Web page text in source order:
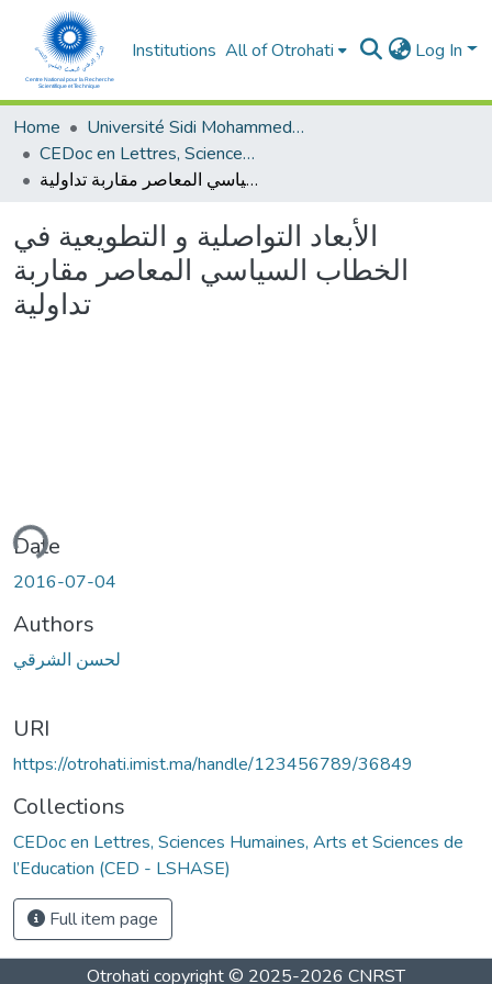
Institutions All of Otrohati Log In
Home
Université Sidi Mohammed Ben Abdellah - Fès
CEDoc en Lettres, Sciences Humaines, Arts et Sciences de l’Education (CED - LSHASE)
الأبعاد التواصلية و التطويعية في الخطاب السياسي المعاصر مقاربة تداولية
الأبعاد التواصلية و التطويعية في
الخطاب السياسي المعاصر مقاربة
تداولية
Date
2016-07-04
Authors
لحسن الشرقي
URI
https://otrohati.imist.ma/handle/123456789/36849
Collections
CEDoc en Lettres, Sciences Humaines, Arts et Sciences de
l’Education (CED - LSHASE)
Full item page
Otrohati copyright © 2025-2026 CNRST